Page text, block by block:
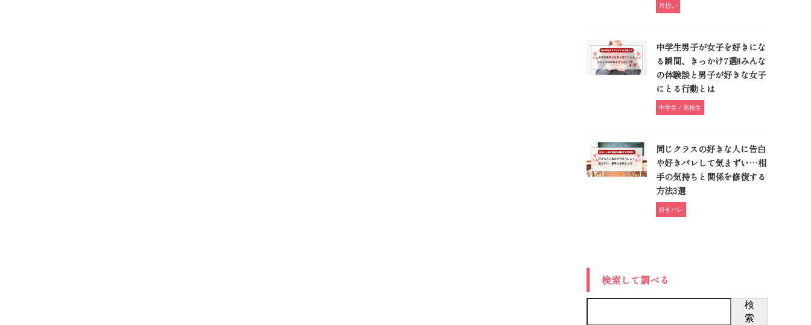
片想い
中学生男子が女子を好きにな
る瞬間、きっかけ7選!!みんな
の体験談と男子が好きな女子
にとる行動とは
中学生 / 高校生
同じクラスの好きな人に告白
や好きバレして気まずい…相
手の気持ちと関係を修復する
方法3選
好きバレ
検索して調べる
検
索